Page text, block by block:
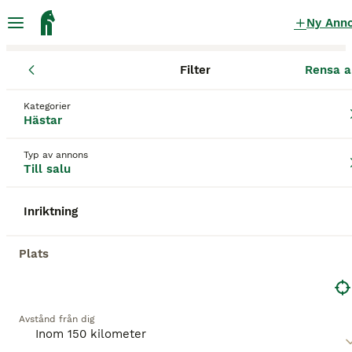
Ny
Filter Rensa
Kategorier
Hästar
Typ av annons
Till salu
Inriktning
Plats
Avstånd från dig
Hästar till salu
Spara sökning